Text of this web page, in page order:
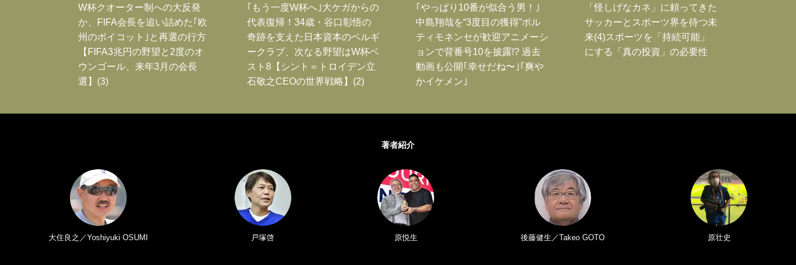
W杯クオーター制への大反発
か、FIFA会長を追い詰めた｢欧
州のボイコット｣と再選の行方
【FIFA3兆円の野望と2度のオ
ウンゴール、来年3月の会長
選】(3)
｢もう一度W杯へ｣大ケガからの
代表復帰！34歳・谷口彰悟の
奇跡を支えた日本資本のベルギ
ークラブ、次なる野望はW杯ベ
スト8【シント＝トロイデン立
石敬之CEOの世界戦略】(2)
｢やっぱり10番が似合う男！｣
中島翔哉を“3度目の獲得”ポル
ティモネンセが歓迎アニメーシ
ョンで背番号10を披露!? 過去
動画も公開｢幸せだね〜｣｢爽や
かイケメン｣
「怪しげなカネ」に頼ってきた
サッカーとスポーツ界を待つ未
来(4)スポーツを「持続可能」
にする「真の投資」の必要性
著者紹介
大住良之／Yoshiyuki OSUMI 戸塚啓 原悦生 後藤健生／Takeo GOTO 原壮史